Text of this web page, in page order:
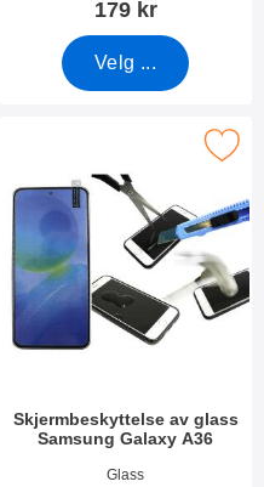
179 kr
Velg ...
A36 som favoritt
Skjermbeskyttelse av glass
Samsung Galaxy A36
Varenummer 53020
Glass
av glass